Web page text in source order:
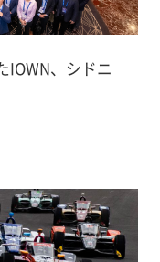
IOWN、シドニ